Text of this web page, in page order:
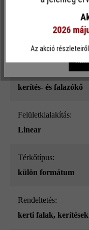
kőszürke
kerítés- és falazókő
Felületkialakítás:
Linear
Térkőtípus:
külön formátum
Rendeltetés:
kerti falak, kerítések
funkcionalitást
2026
Az akció